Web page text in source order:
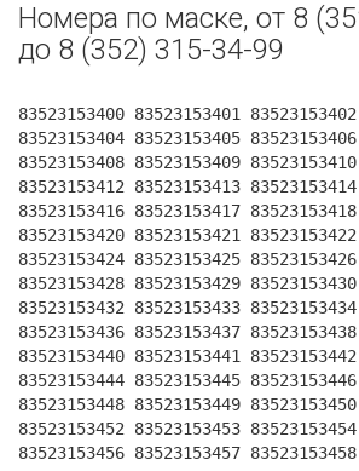
Номера по маске, от 8
до 8 (352) 315-34-99
83523153400 83523153401
83523153404 83523153405
83523153408 83523153409
83523153412 83523153413
83523153416 83523153417
83523153420 83523153421
83523153424 83523153425
83523153428 83523153429
83523153432 83523153433
83523153436 83523153437
83523153440 83523153441
83523153444 83523153445
83523153448 83523153449
83523153452 83523153453
83523153456 83523153457